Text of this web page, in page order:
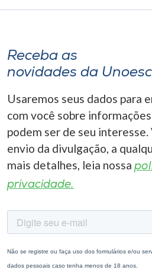
Receba as
novidades da Unoesc
Usaremos seus dados para
com você sobre
podem ser de seu interesse.
envio da divulgação, a
mais detalhes, leia nossa
privacidade.